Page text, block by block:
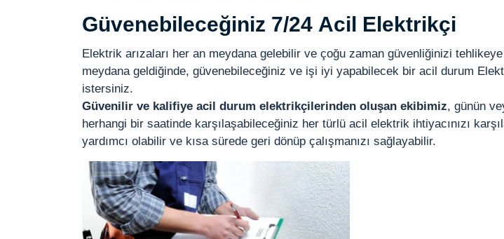
Güvenebileceğiniz 7/24 Acil Elektrikçi
Elektrik arızaları her an meydana gelebilir ve çoğu zaman güvenliğinizi
meydana geldiğinde, güvenebileceğiniz ve işi iyi yapabilecek bir acil durum
istersiniz.
Güvenilir ve kalifiye acil durum elektrikçilerinden oluşan ekibimiz, günün
herhangi bir saatinde karşılaşabileceğiniz her türlü acil elektrik ihtiyacınızı
yardımcı olabilir ve kısa sürede geri dönüp çalışmanızı sağlayabilir.